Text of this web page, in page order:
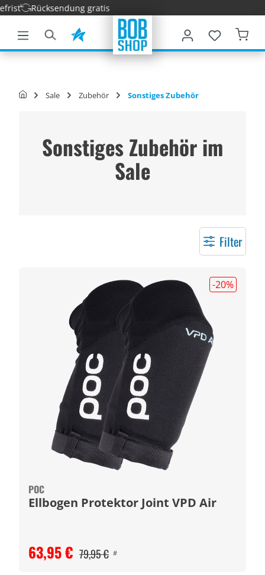
springen
Rücksendung gratis
Sale Zubehör Sonstiges Zubehör
Sonstiges Zubehör im
Sale
Filter
-20%
POC
Ellbogen Protektor Joint VPD Air
63,95 € 79,95 € #